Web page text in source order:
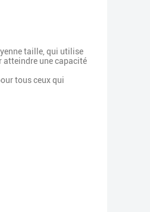
taille, qui utilise
atteindre une capacité
tous ceux qui